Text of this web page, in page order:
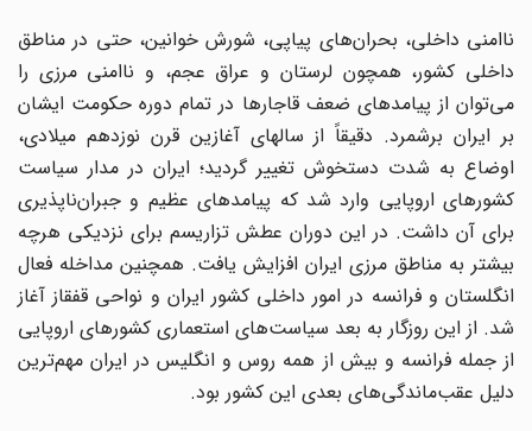
ناامنی داخلی، بحران‌های پیاپی، شورش خوانین، حتی در مناطق
داخلی کشور، همچون لرستان و عراق عجم، و ناامنی مرزی را
می‌توان از پیامدهای ضعف قاجارها در تمام دوره حکومت ایشان
بر ایران برشمرد. دقیقاً از سالهای آغازین قرن نوزدهم میلادی،
اوضاع به شدت دستخوش تغییر گردید؛ ایران در مدار سیاست
کشورهای اروپایی وارد شد که پیامدهای عظیم و جبران‌ناپذیری
برای آن داشت. در این دوران عطش تزاریسم برای نزدیکی هرچه
بیشتر به مناطق مرزی ایران افزایش یافت. همچنین مداخله فعال
انگلستان و فرانسه در امور داخلی کشور ایران و نواحی قفقاز آغاز
شد. از این روزگار به بعد سیاست‌های استعماری کشورهای اروپایی
از جمله فرانسه و بیش از همه روس و انگلیس در ایران مهم‌ترین
دلیل عقب‌ماندگی‌های بعدی این کشور بود.